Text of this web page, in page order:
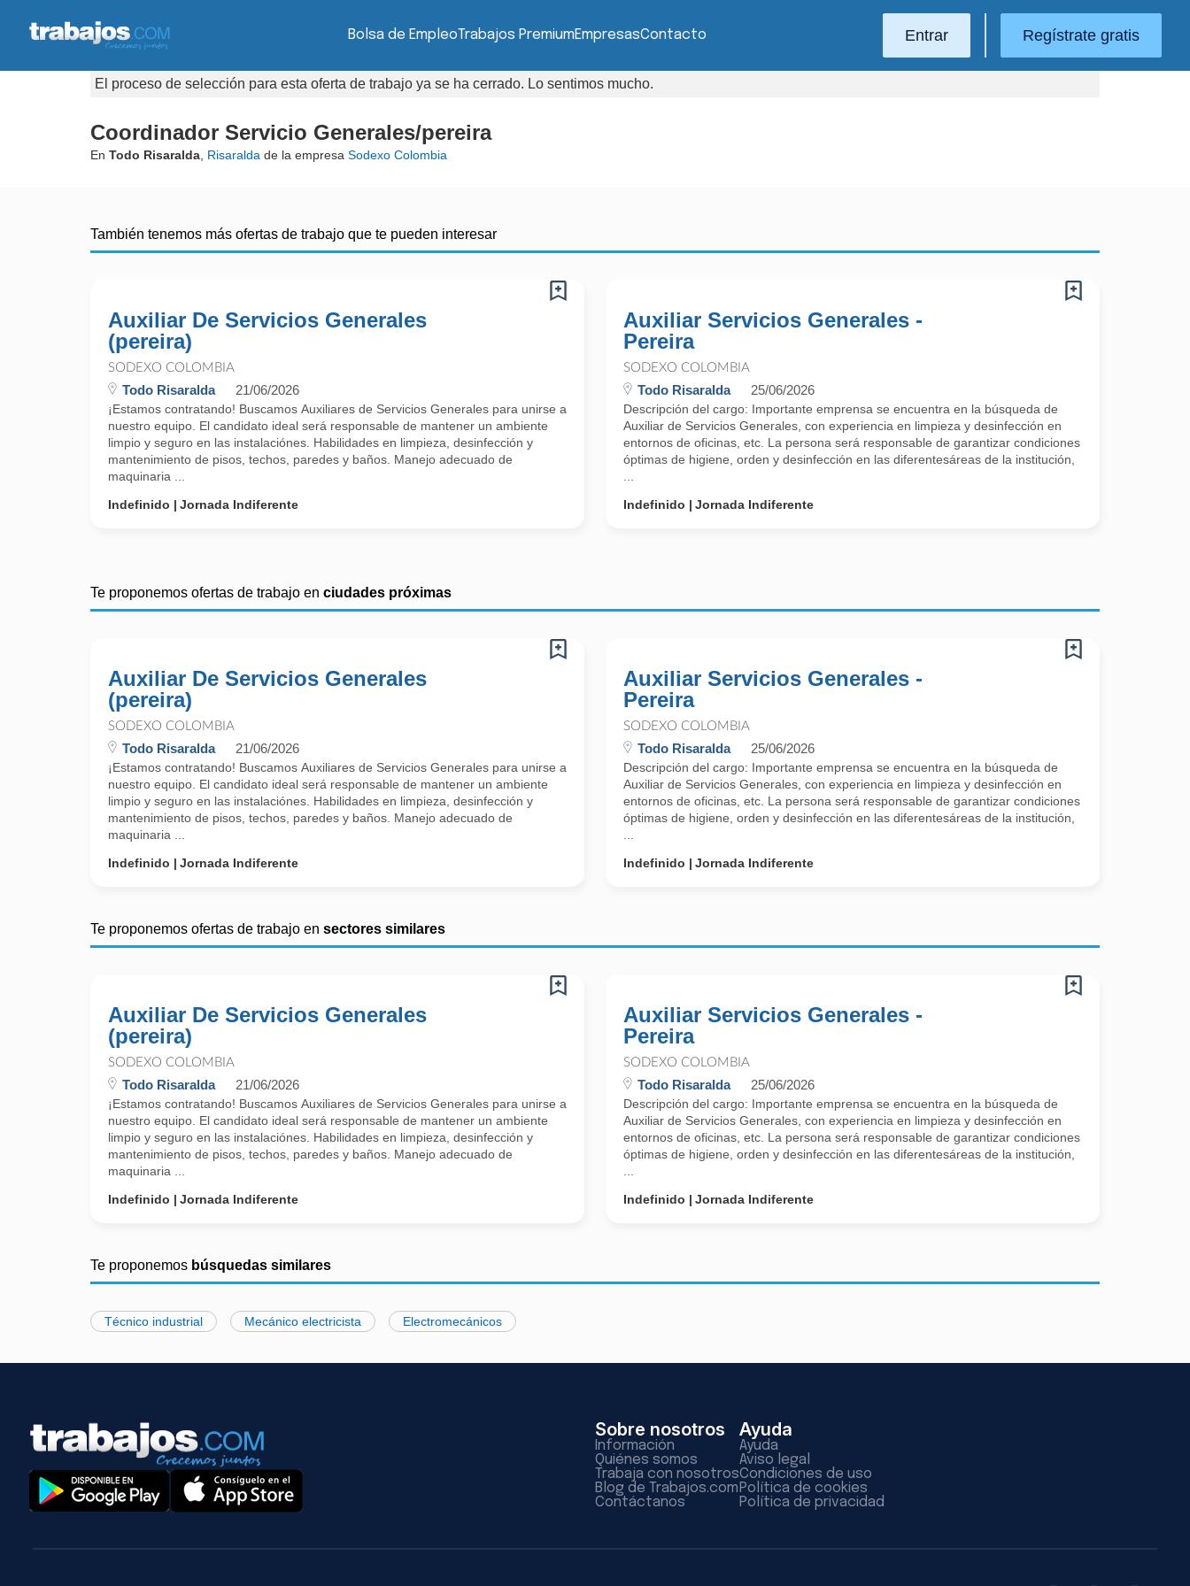
Bolsa de EmpleoTrabajos PremiumEmpresasContacto Entrar Regístrate gratis
El proceso de selección para esta oferta de trabajo ya se ha cerrado. Lo sentimos mucho.
Coordinador Servicio Generales/pereira
En Todo Risaralda Risaralda de la empresa Sodexo Colombia
También tenemos más ofertas de trabajo que te pueden interesar
Auxiliar De Servicios Generales
(pereira)
SODEXO COLOMBIA
Todo Risaralda 21/06/2026
¡Estamos contratando! Buscamos Auxiliares de Servicios Generales para unirse a
nuestro equipo. El candidato ideal será responsable de mantener un ambiente
limpio y seguro en las instalaciónes. Habilidades en limpieza, desinfección y
mantenimiento de pisos, techos, paredes y baños. Manejo adecuado de
maquinaria ...
Indefinido
Jornada Indiferente
Auxiliar Servicios Generales -
Pereira
SODEXO COLOMBIA
Todo Risaralda 25/06/2026
Descripción del cargo: Importante emprensa se encuentra en la búsqueda de
Auxiliar de Servicios Generales, con experiencia en limpieza y desinfección en
entornos de oficinas, etc. La persona será responsable de garantizar condiciones
óptimas de higiene, orden y desinfección en las diferentesáreas de la institución,
Indefinido
Jornada Indiferente
Te proponemos ofertas de trabajo en ciudades próximas
Auxiliar De Servicios Generales
(pereira)
SODEXO COLOMBIA
Todo Risaralda 21/06/2026
¡Estamos contratando! Buscamos Auxiliares de Servicios Generales para unirse a
nuestro equipo. El candidato ideal será responsable de mantener un ambiente
limpio y seguro en las instalaciónes. Habilidades en limpieza, desinfección y
mantenimiento de pisos, techos, paredes y baños. Manejo adecuado de
maquinaria ...
Indefinido
Jornada Indiferente
Auxiliar Servicios Generales -
Pereira
SODEXO COLOMBIA
Todo Risaralda 25/06/2026
Descripción del cargo: Importante emprensa se encuentra en la búsqueda de
Auxiliar de Servicios Generales, con experiencia en limpieza y desinfección en
entornos de oficinas, etc. La persona será responsable de garantizar condiciones
óptimas de higiene, orden y desinfección en las diferentesáreas de la institución,
Indefinido
Jornada Indiferente
Te proponemos ofertas de trabajo en sectores similares
Auxiliar De Servicios Generales
(pereira)
SODEXO COLOMBIA
Todo Risaralda 21/06/2026
¡Estamos contratando! Buscamos Auxiliares de Servicios Generales para unirse a
nuestro equipo. El candidato ideal será responsable de mantener un ambiente
limpio y seguro en las instalaciónes. Habilidades en limpieza, desinfección y
mantenimiento de pisos, techos, paredes y baños. Manejo adecuado de
maquinaria ...
Indefinido
Jornada Indiferente
Auxiliar Servicios Generales -
Pereira
SODEXO COLOMBIA
Todo Risaralda 25/06/2026
Descripción del cargo: Importante emprensa se encuentra en la búsqueda de
Auxiliar de Servicios Generales, con experiencia en limpieza y desinfección en
entornos de oficinas, etc. La persona será responsable de garantizar condiciones
óptimas de higiene, orden y desinfección en las diferentesáreas de la institución,
Indefinido
Jornada Indiferente
Te proponemos búsquedas similares
Técnico industrial Mecánico electricista Electromecánicos
Sobre nosotros
Información
Quiénes somos
Trabaja con nosotros
Blog de Trabajos.com
Contáctanos
Ayuda
Ayuda
Aviso legal
Condiciones de uso
Política de cookies
Política de privacidad